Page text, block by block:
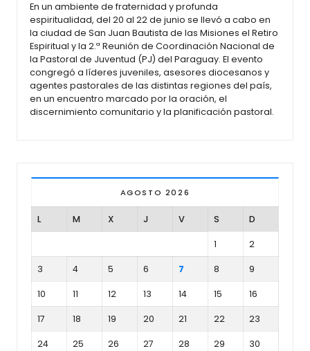
En un ambiente de fraternidad y profunda
espiritualidad, del 20 al 22 de junio se llevó a cabo en
la ciudad de San Juan Bautista de las Misiones el Retiro
Espiritual y la 2.ª Reunión de Coordinación Nacional de
la Pastoral de Juventud (PJ) del Paraguay. El evento
congregó a líderes juveniles, asesores diocesanos y
agentes pastorales de las distintas regiones del país,
en un encuentro marcado por la oración, el
discernimiento comunitario y la planificación pastoral.
AGOSTO 2026
L M X J V S D
1 2
3 4 5 6 7 8 9
10 11 12 13 14 15 16
17 18 19 20 21 22 23
24 25 26 27 28 29 30